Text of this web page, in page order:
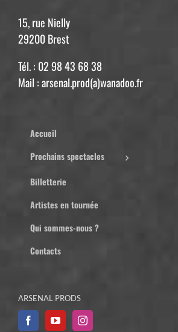
15, rue Nielly
29200 Brest
Tél. : 02 98 43 68 38
Mail : arsenal.prod(a)wanadoo.fr
Accueil
Prochains spectacles
Billetterie
Artistes en tournée
Qui sommes-nous ?
Contacts
ARSENAL PRODS